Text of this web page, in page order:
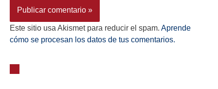
Este sitio usa Akismet para reducir el spam. Aprende
cómo se procesan los datos de tus comentarios.